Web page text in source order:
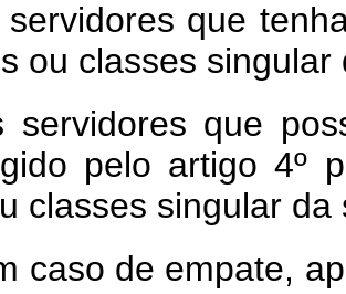
que
ou classes
que
pelo artigo 4º
classes singular da
caso de empate,